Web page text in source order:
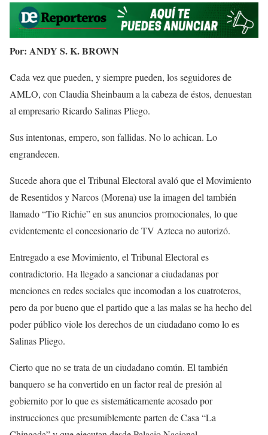
Por: ANDY S. K. BROWN
Cada vez que pueden, y siempre pueden, los seguidores de
AMLO, con Claudia Sheinbaum a la cabeza de éstos, denuestan
al empresario Ricardo Salinas Pliego.
Sus intentonas, empero, son fallidas. No lo achican. Lo
engrandecen.
Sucede ahora que el Tribunal Electoral avaló que el Movimiento
de Resentidos y Narcos (Morena) use la imagen del también
llamado “Tio Richie” en sus anuncios promocionales, lo que
evidentemente el concesionario de TV Azteca no autorizó.
Entregado a ese Movimiento, el Tribunal Electoral es
contradictorio. Ha llegado a sancionar a ciudadanas por
menciones en redes sociales que incomodan a los cuatroteros,
pero da por bueno que el partido que a las malas se ha hecho del
poder público viole los derechos de un ciudadano como lo es
Salinas Pliego.
Cierto que no se trata de un ciudadano común. El también
banquero se ha convertido en un factor real de presión al
gobiernito por lo que es sistemáticamente acosado por
instrucciones que presumiblemente parten de Casa “La